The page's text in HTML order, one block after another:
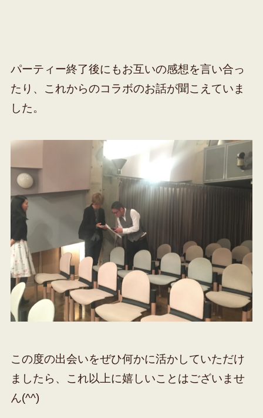
パーティー終了後にもお互いの感想を言い合っ
たり、これからのコラボのお話が聞こえていま
した。
この度の出会いをぜひ何かに活かしていただけ
ましたら、これ以上に嬉しいことはございませ
ん(^^)